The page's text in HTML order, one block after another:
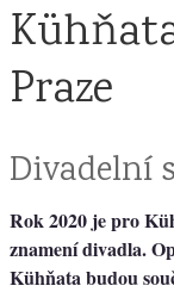
Praze
Divadelní
Rok 2020 je pro
znamení divadla.
Kühňata budou